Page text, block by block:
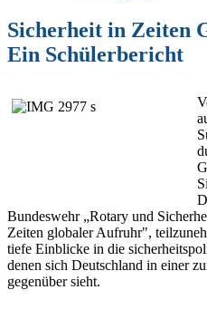
Sicherheit in Zeiten
Ein Schülerbericht
Bundeswehr „Rotary und
Zeiten globaler Aufruhr",
tiefe Einblicke in die
denen sich Deutschland in einer
gegenüber sieht.